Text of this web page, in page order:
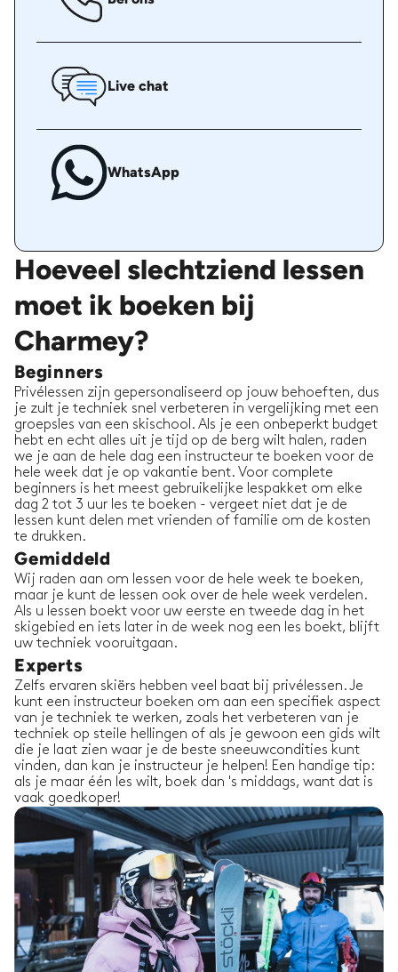
Live chat
WhatsApp
Hoeveel slechtziend lessen
moet ik boeken bij
Charmey?
Beginners
Privélessen zijn gepersonaliseerd op jouw behoeften, dus
je zult je techniek snel verbeteren in vergelijking met een
groepsles van een skischool. Als je een onbeperkt budget
hebt en echt alles uit je tijd op de berg wilt halen, raden
we je aan de hele dag een instructeur te boeken voor de
hele week dat je op vakantie bent. Voor complete
beginners is het meest gebruikelijke lespakket om elke
dag 2 tot 3 uur les te boeken - vergeet niet dat je de
lessen kunt delen met vrienden of familie om de kosten
te drukken.
Gemiddeld
Wij raden aan om lessen voor de hele week te boeken,
maar je kunt de lessen ook over de hele week verdelen.
Als u lessen boekt voor uw eerste en tweede dag in het
skigebied en iets later in de week nog een les boekt, blijft
uw techniek vooruitgaan.
Experts
Zelfs ervaren skiërs hebben veel baat bij privélessen. Je
kunt een instructeur boeken om aan een specifiek aspect
van je techniek te werken, zoals het verbeteren van je
techniek op steile hellingen of als je gewoon een gids wilt
die je laat zien waar je de beste sneeuwcondities kunt
vinden, dan kan je instructeur je helpen! Een handige tip:
als je maar één les wilt, boek dan 's middags, want dat is
vaak goedkoper!